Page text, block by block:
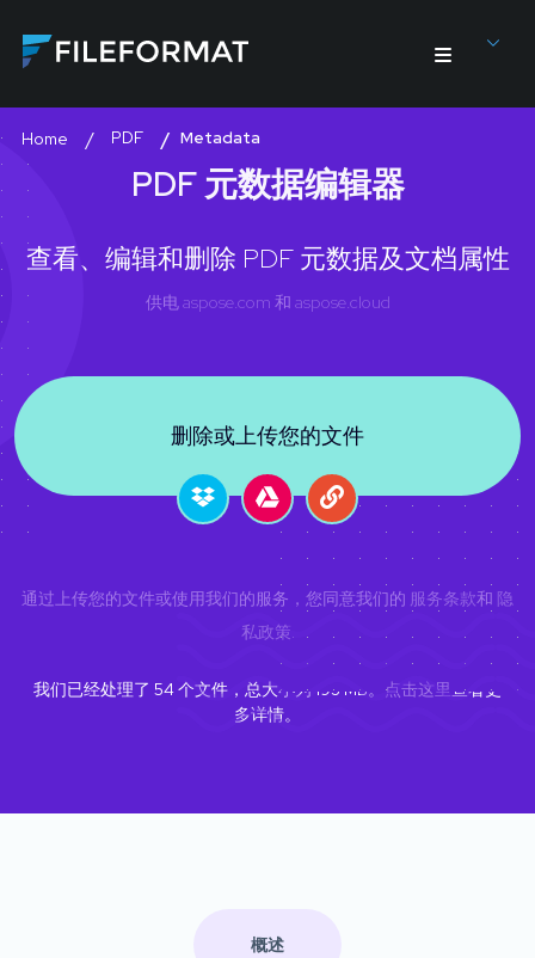
Home PDF Metadata
PDF 元数据编辑器
查看、编辑和删除 PDF 元数据及文档属性
供电aspose.com 和 aspose.cloud
删除或上传您的文件
通过上传您的文件或使用我们的服务，您同意我们的 服务条款和 隐
私政策
我们已经处理了 54个文件，总大小为 193 MB。 点击这里 查看更
多详情。
概述